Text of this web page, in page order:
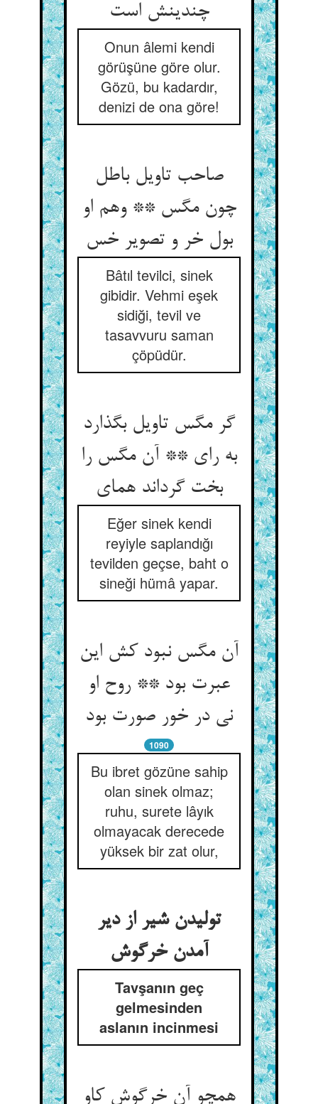
چندینش است‌‌
Onun âlemi kendi
görüşüne göre olur.
Gözü, bu kadardır,
denizi de ona göre!
صاحب تاویل باطل
چون مگس ** وهم او
بول خر و تصویر خس‌‌
Bâtıl tevilci, sinek
gibidir. Vehmi eşek
sidiği, tevil ve
tasavvuru saman
çöpüdür.
گر مگس تاویل بگذارد
به رای ** آن مگس را
بخت گرداند همای‌‌
Eğer sinek kendi
reyiyle saplandığı
tevilden geçse, baht o
sineği hümâ yapar.
آن مگس نبود کش این
عبرت بود ** روح او
نی در خور صورت بود
1090
Bu ibret gözüne sahip
olan sinek olmaz;
ruhu, surete lâyık
olmayacak derecede
yüksek bir zat olur,
تولیدن شیر از دیر
Tavşanın geç
gelmesinden
aslanın incinmesi
همچو آن خرگوش کاو